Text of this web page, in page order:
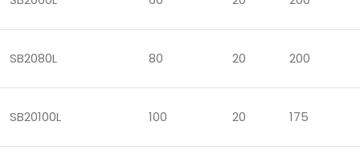
SB2080L 80 20 200
SB20100L 100 20 175